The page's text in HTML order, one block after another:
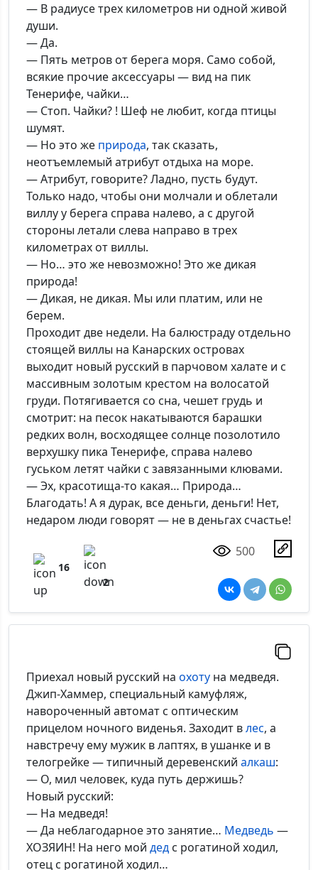
— В радиусе трех километров ни одной живой
души.
— Да.
— Пять метров от берега моря. Само собой,
всякие прочие аксессуары — вид на пик
Тенерифе, чайки…
— Стоп. Чайки? ! Шеф не любит, когда птицы
шумят.
— Но это же природа, так сказать,
неотъемлемый атрибут отдыха на море.
— Атрибут, говорите? Ладно, пусть будут.
Только надо, чтобы они молчали и облетали
виллу у берега справа налево, а с другой
стороны летали слева направо в трех
километрах от виллы.
— Но… это же невозможно! Это же дикая
природа!
— Дикая, не дикая. Мы или платим, или не
берем.
Проходит две недели. На балюстраду отдельно
стоящей виллы на Канарских островах
выходит новый русский в парчовом халате и с
массивным золотым крестом на волосатой
груди. Потягивается со сна, чешет грудь и
смотрит: на песок накатываются барашки
редких волн, восходящее солнце позолотило
верхушку пика Тенерифе, справа налево
гуськом летят чайки с завязанными клювами.
— Эх, красотища-то какая… Природа…
Благодать! А я дурак, все деньги, деньги! Нет,
недаром люди говорят — не в деньгах счастье!
16
2
500
Приехал новый русский на охоту на медведя.
Джип-Хаммер, специальный камуфляж,
навороченный автомат с оптическим
прицелом ночного виденья. Заходит влес, а
навстречу ему мужик в лаптях, в ушанке и в
телогрейке — типичный деревенский алкаш:
— О, мил человек, куда путь держишь?
Новый русский:
— На медведя!
— Да неблагодарное это занятие… Медведь —
ХОЗЯИН! На него мой дед с рогатиной ходил,
отец с рогатиной ходил…